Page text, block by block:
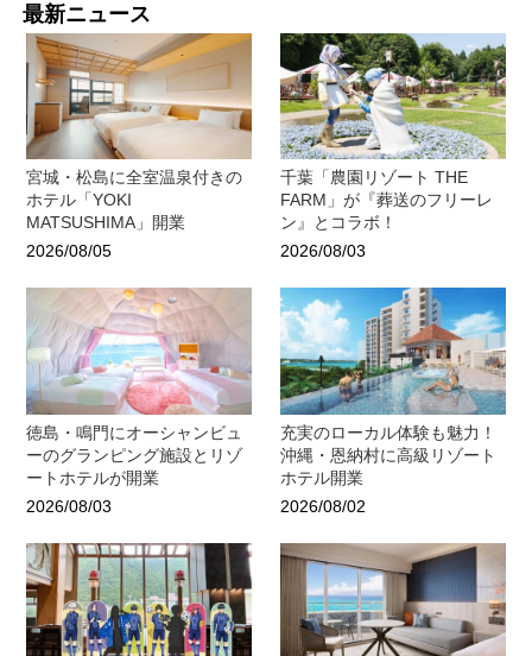
最新ニュース
宮城・松島に全室温泉付きの
ホテル「YOKI
MATSUSHIMA」開業
2026/08/05
千葉「農園リゾート THE
FARM」が『葬送のフリーレ
ン』とコラボ！
2026/08/03
徳島・鳴門にオーシャンビュ
ーのグランピング施設とリゾ
ートホテルが開業
2026/08/03
充実のローカル体験も魅力！
沖縄・恩納村に高級リゾート
ホテル開業
2026/08/02